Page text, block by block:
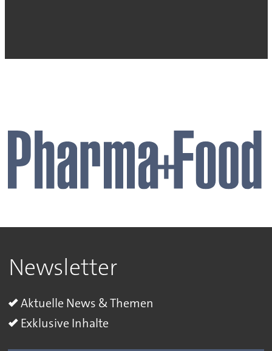
Newsletter
Aktuelle News & Themen
Exklusive Inhalte